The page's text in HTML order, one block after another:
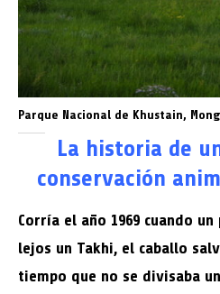
Parque Nacional de Khustain,
La historia de
conservación
Corría el año 1969 cuando
lejos un Takhi, el caballo
tiempo que no se divisaba